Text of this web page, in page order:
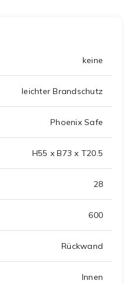
keine
leichter Brandschutz
Phoenix Safe
H55 x B73 x T20.5
28
600
Rückwand
Innen